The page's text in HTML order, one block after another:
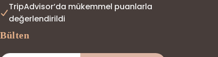
TripAdvisor’da mükemmel puanlarla
değerlendirildi
Bülten